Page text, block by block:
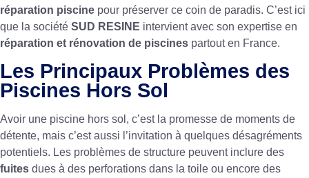
réparation piscine pour préserver ce coin de paradis. C’est ici
que la société SUD RESINE intervient avec son expertise en
réparation et rénovation de piscines partout en France.
Les Principaux Problèmes des
Piscines Hors Sol
Avoir une piscine hors sol, c’est la promesse de moments de
détente, mais c’est aussi l’invitation à quelques désagréments
potentiels. Les problèmes de structure peuvent inclure des
fuites dues à des perforations dans la toile ou encore des